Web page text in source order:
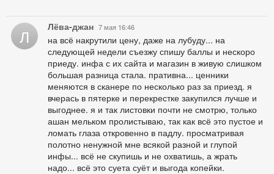
Л Лёва-джан 7 мая 16:46
на всё накрутили цену, даже на лубуду... на
следующей недели съезжу спишу баллы и нескоро
приеду. инфа с их сайта и магазин в живую слишком
большая разница стала. пративна... ценники
меняются в сканере по несколько раз за приезд. я
вчерась в пятерке и перекрестке закупился лучше и
выгоднее. я и так листовки почти не смотрю, только
ашан мельком пролистываю, так как всё это пустое и
ломать глаза откровенно в падлу. просматривая
полотно ненужной мне всякой разной и глупой
инфы... всё не скупишь и не охватишь, а жрать
надо... всё это суета суёт и выгода копейки.